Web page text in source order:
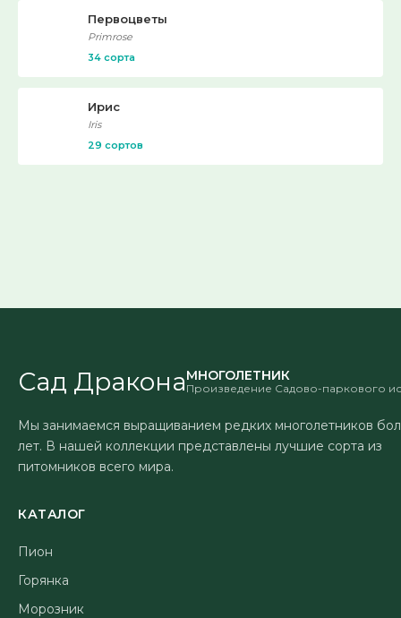
Первоцветы
Primrose
34 сорта
Ирис
Iris
29 сортов
Сад ДраконаМНОГОЛЕТНИК
Произведение Садово-паркового
Мы занимаемся выращиванием редких многолетников
лет. В нашей коллекции представлены лучшие сорта из
питомников всего мира.
КАТАЛОГ
Пион
Горянка
Морозник